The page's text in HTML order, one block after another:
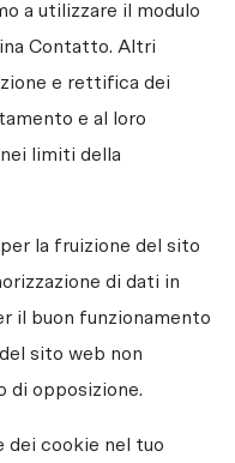
a utilizzare il modulo
Contatto. Altri
e rettifica dei
e al loro
limiti della
la fruizione del sito
di dati in
il buon funzionamento
sito web non
di opposizione.
dei cookie nel tuo